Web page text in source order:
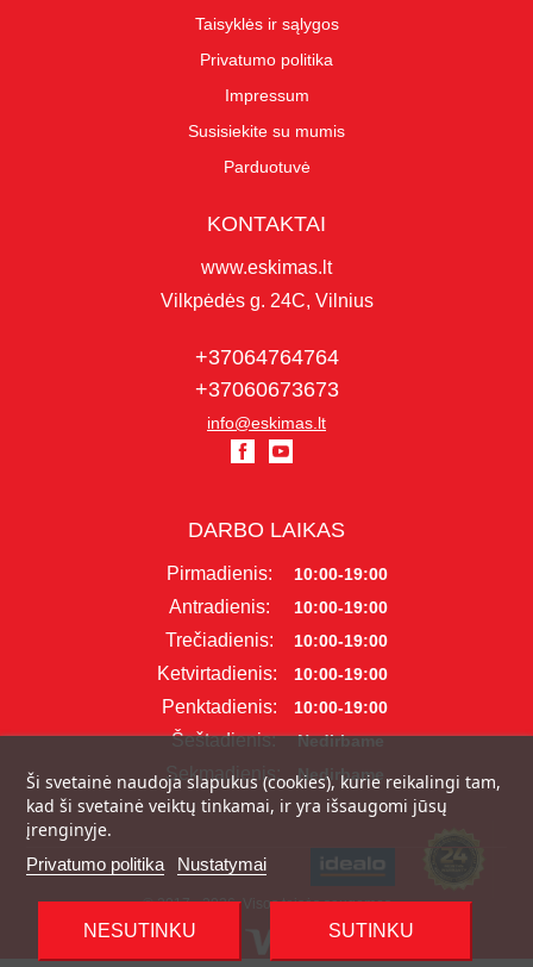
Taisyklės ir sąlygos
Privatumo politika
Impressum
Susisiekite su mumis
Parduotuvė
KONTAKTAI
www.eskimas.lt
Vilkpėdės g. 24C, Vilnius
+37064764764
+37060673673
info@eskimas.lt
DARBO LAIKAS
Pirmadienis: 10:00-19:00
Antradienis: 10:00-19:00
Trečiadienis: 10:00-19:00
Ketvirtadienis: 10:00-19:00
Penktadienis: 10:00-19:00
Šeštadienis: Nedirbame
Sekmadienis: Nedirbame
Ši svetainė naudoja slapukus (cookies), kurie reikalingi tam,
kad ši svetainė veiktų tinkamai, ir yra išsaugomi jūsų
įrenginyje.
Privatumo politika Nustatymai
NESUTINKU SUTINKU
© 2017 - 2026, Visos teisės saugomos